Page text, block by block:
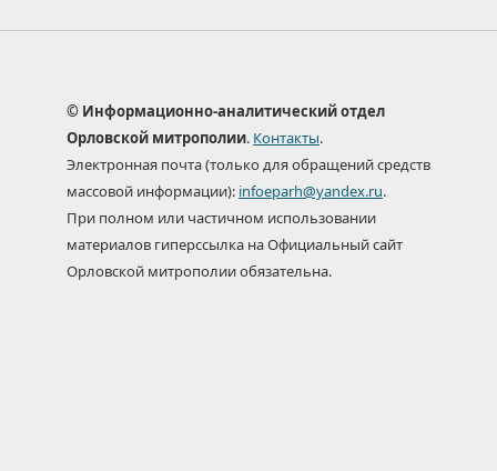
© Информационно-аналитический отдел
Орловской митрополии. Контакты.
Электронная почта (только для обращений средств
массовой информации): infoeparh@yandex.ru.
При полном или частичном использовании
материалов гиперссылка на Официальный сайт
Орловской митрополии обязательна.